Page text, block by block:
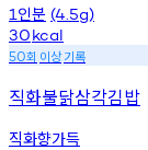
1 인분 (4.5g)
30kcal
50회 이상기록
직화불닭삼각김밥
직화향가득